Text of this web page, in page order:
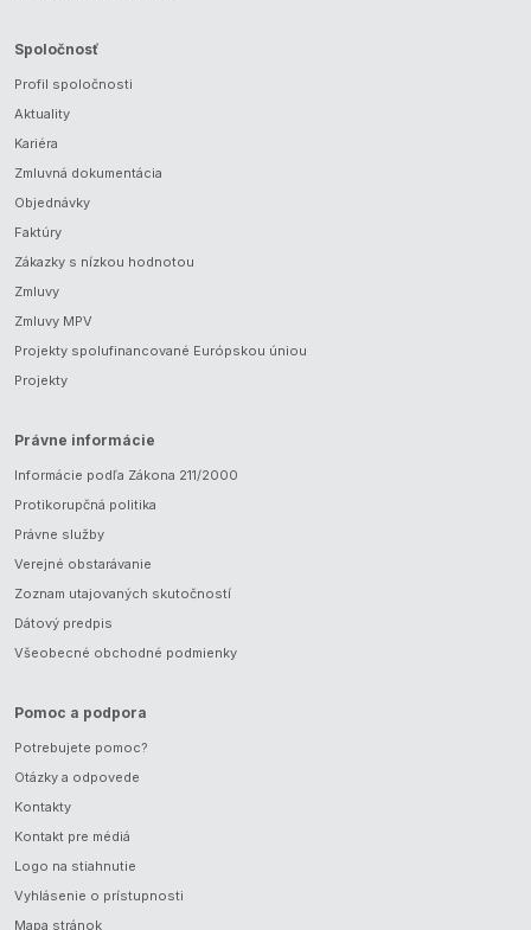
Spoločnosť
Profil spoločnosti
Aktuality
Kariéra
Zmluvná dokumentácia
Objednávky
Faktúry
Zákazky s nízkou hodnotou
Zmluvy
Zmluvy MPV
Projekty spolufinancované Európskou úniou
Projekty
Právne informácie
Informácie podľa Zákona 211/2000
Protikorupčná politika
Právne služby
Verejné obstarávanie
Zoznam utajovaných skutočností
Dátový predpis
Všeobecné obchodné podmienky
Pomoc a podpora
Potrebujete pomoc?
Otázky a odpovede
Kontakty
Kontakt pre médiá
Logo na stiahnutie
Vyhlásenie o prístupnosti
Mapa stránok